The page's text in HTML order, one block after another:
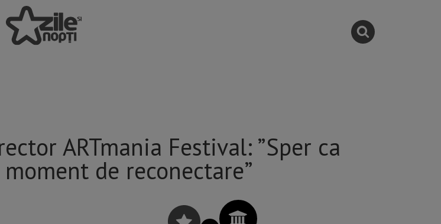
ARTmania Festival: ”Sper ca
de reconectare”